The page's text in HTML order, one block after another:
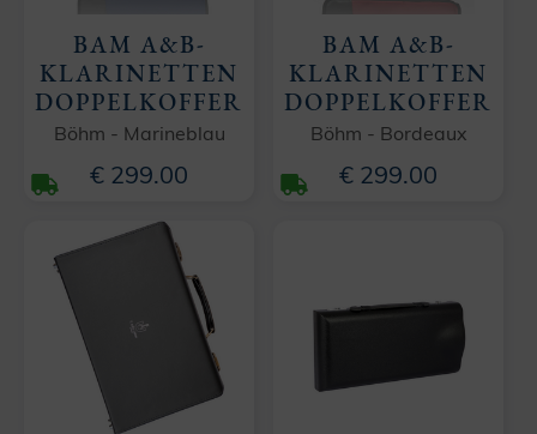
BAM A&B-
KLARINETTEN
DOPPELKOFFER
Böhm - Marineblau
€ 299.00
BAM A&B-
KLARINETTEN
DOPPELKOFFER
Böhm - Bordeaux
€ 299.00